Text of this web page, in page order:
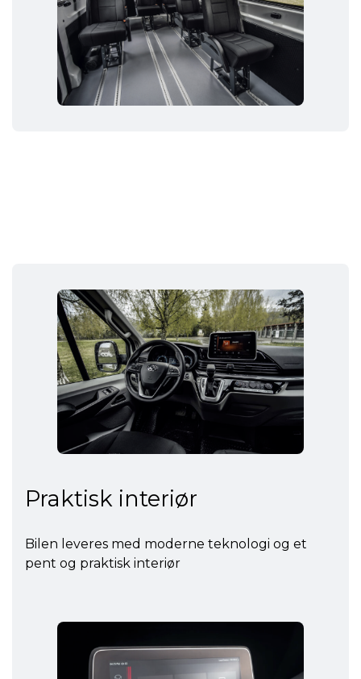
Praktisk interiør
Bilen leveres med moderne teknologi og et
pent og praktisk interiør